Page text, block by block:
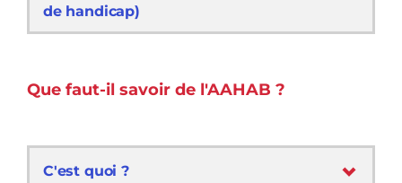
de handicap)
Que faut-il savoir de l'AAHAB ?
C'est quoi ?